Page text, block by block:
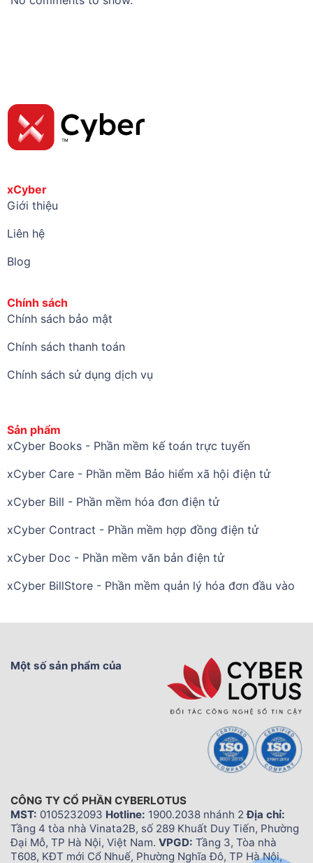
xCyber
Giới thiệu
Liên hệ
Blog
Chính sách
Chính sách bảo mật
Chính sách thanh toán
Chính sách sử dụng dịch vụ
Sản phẩm
xCyber Books - Phần mềm kế toán trực tuyến
xCyber Care - Phần mềm Bảo hiểm xã hội điện tử
xCyber Bill - Phần mềm hóa đơn điện tử
xCyber Contract - Phần mềm hợp đồng điện tử
xCyber Doc - Phần mềm văn bản điện tử
xCyber BillStore - Phần mềm quản lý hóa đơn đầu vào
Một số sản phẩm của
CÔNG TY CỔ PHẦN CYBERLOTUS
MST: 0105232093 Hotline: 1900.2038 nhánh 2Địa chỉ:
Tầng 4 tòa nhà Vinata2B, số 289 Khuất Duy Tiến, Phường
Đại Mỗ, TP Hà Nội, Việt Nam. VPGD: Tầng 3, Tòa nhà
T608, KĐT mới Cổ Nhuế, Phường Nghĩa Đô, TP Hà Nội,